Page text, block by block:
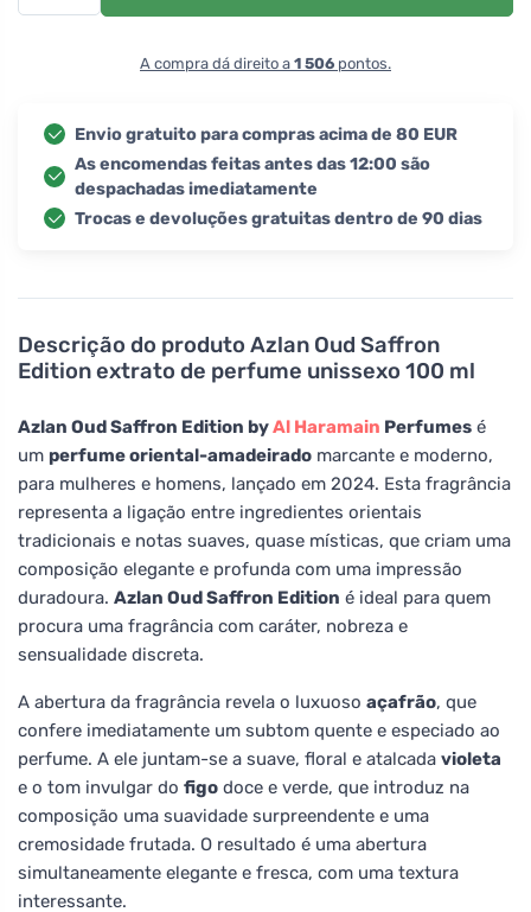
Descrição do produto Azlan Oud Saffron
Edition extrato de perfume unissexo 100 ml
Azlan Oud Saffron Edition byAl Haramain Perfumes é
um perfume oriental-amadeirado marcante e moderno,
para mulheres e homens, lançado em 2024. Esta fragrância
representa a ligação entre ingredientes orientais
tradicionais e notas suaves, quase místicas, que criam uma
composição elegante e profunda com uma impressão
duradoura. Azlan Oud Saffron Edition é ideal para quem
procura uma fragrância com caráter, nobreza e
sensualidade discreta.
A abertura da fragrância revela o luxuoso açafrão, que
confere imediatamente um subtom quente e especiado ao
perfume. A ele juntam-se a suave, floral e atalcada violeta
e o tom invulgar do figo doce e verde, que introduz na
composição uma suavidade surpreendente e uma
cremosidade frutada. O resultado é uma abertura
simultaneamente elegante e fresca, com uma textura
interessante.
A compra dá direito a 1 506 pontos.
Envio gratuito para compras acima de 80 EUR
As encomendas feitas antes das 12:00 são
despachadas imediatamente
Trocas e devoluções gratuitas dentro de 90 dias